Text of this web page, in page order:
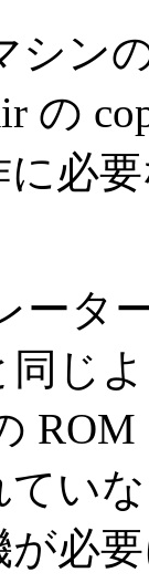
シン
の
必
ータ
じ
い
が必